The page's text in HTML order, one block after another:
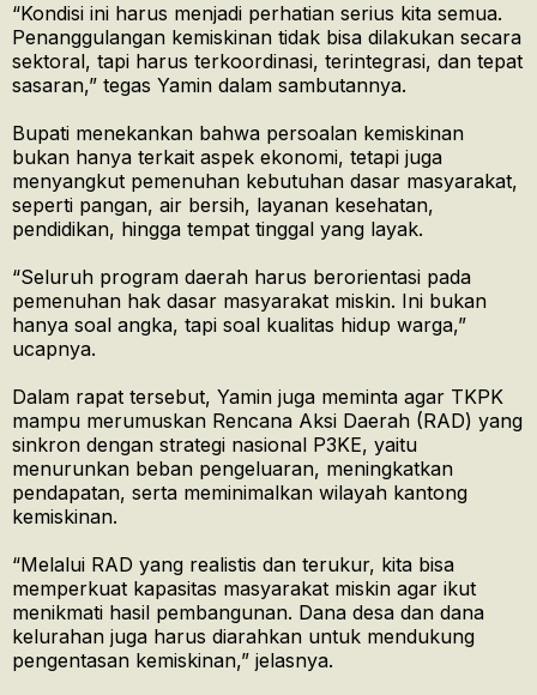
“Kondisi ini harus menjadi perhatian serius kita semua.
Penanggulangan kemiskinan tidak bisa dilakukan secara
sektoral, tapi harus terkoordinasi, terintegrasi, dan tepat
sasaran,” tegas Yamin dalam sambutannya.
Bupati menekankan bahwa persoalan kemiskinan
bukan hanya terkait aspek ekonomi, tetapi juga
menyangkut pemenuhan kebutuhan dasar masyarakat,
seperti pangan, air bersih, layanan kesehatan,
pendidikan, hingga tempat tinggal yang layak.
“Seluruh program daerah harus berorientasi pada
pemenuhan hak dasar masyarakat miskin. Ini bukan
hanya soal angka, tapi soal kualitas hidup warga,”
ucapnya.
Dalam rapat tersebut, Yamin juga meminta agar TKPK
mampu merumuskan Rencana Aksi Daerah (RAD) yang
sinkron dengan strategi nasional P3KE, yaitu
menurunkan beban pengeluaran, meningkatkan
pendapatan, serta meminimalkan wilayah kantong
kemiskinan.
“Melalui RAD yang realistis dan terukur, kita bisa
memperkuat kapasitas masyarakat miskin agar ikut
menikmati hasil pembangunan. Dana desa dan dana
kelurahan juga harus diarahkan untuk mendukung
pengentasan kemiskinan,” jelasnya.